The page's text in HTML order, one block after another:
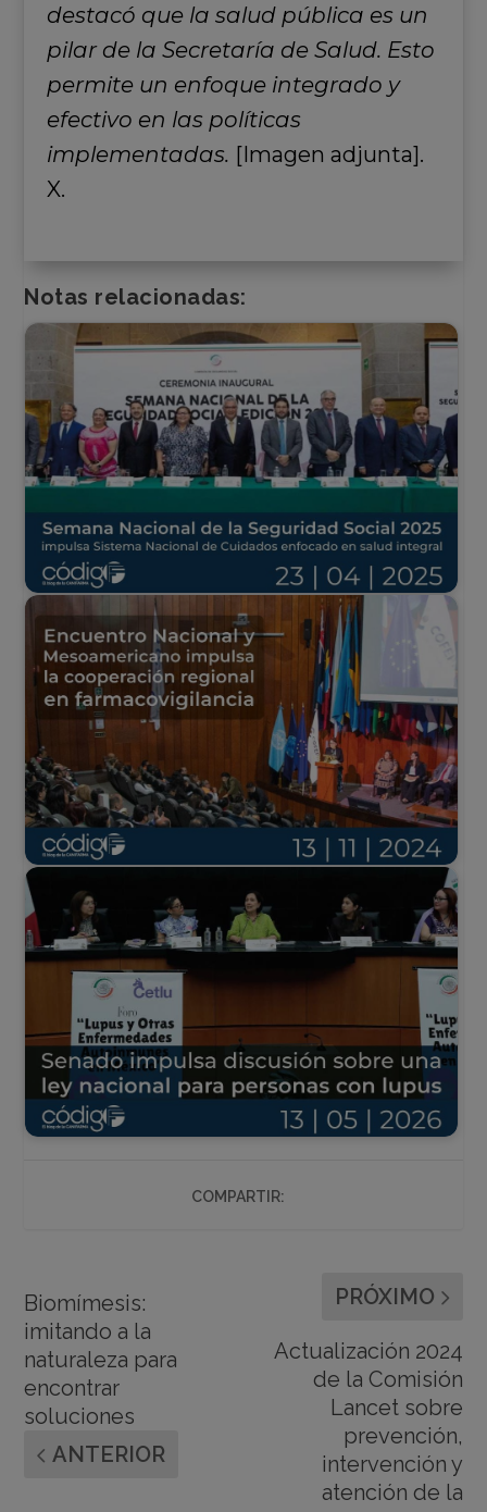
destacó que la salud pública es un
pilar de la Secretaría de Salud. Esto
permite un enfoque integrado y
efectivo en las políticas
implementadas. [Imagen adjunta].
X.
Notas relacionadas:
COMPARTIR:
Biomímesis:
imitando a la
naturaleza para
encontrar
soluciones
ANTERIOR
PRÓXIMO
Actualización 2024
de la Comisión
Lancet sobre
prevención,
intervención y
atención de la